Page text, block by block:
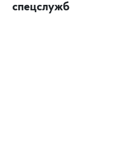
спецслужб